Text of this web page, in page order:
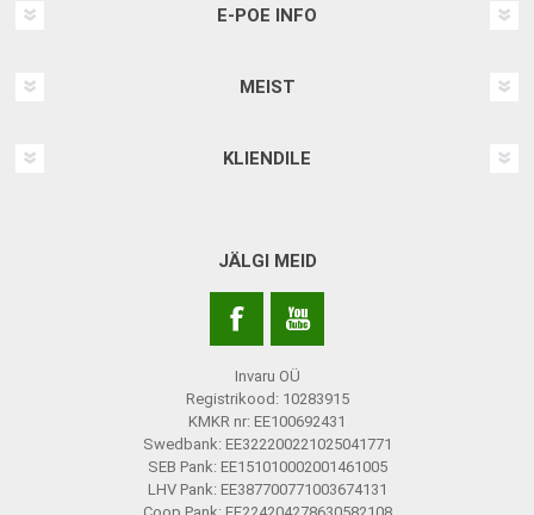
E-POE INFO
MEIST
KLIENDILE
JÄLGI MEID
Invaru OÜ
Registrikood: 10283915
KMKR nr: EE100692431
Swedbank: EE322200221025041771
SEB Pank: EE151010002001461005
LHV Pank: EE387700771003674131